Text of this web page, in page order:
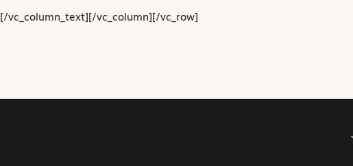
[/vc_column_text][/vc_column][/vc_row]